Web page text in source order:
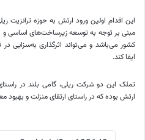
این اقدام اولین ورود ارتش به حوزه ترانزیت
مبنی بر توجه به توسعه زیرساخت‌های اساسی و
کشور می‌باشد و می‌تواند اثرگذاری به‌سزایی در
ایفا کند.
تملک این دو شرکت ریلی، گامی بلند در
ارتش بوده که در راستای ارتقای منزلت و بهبود